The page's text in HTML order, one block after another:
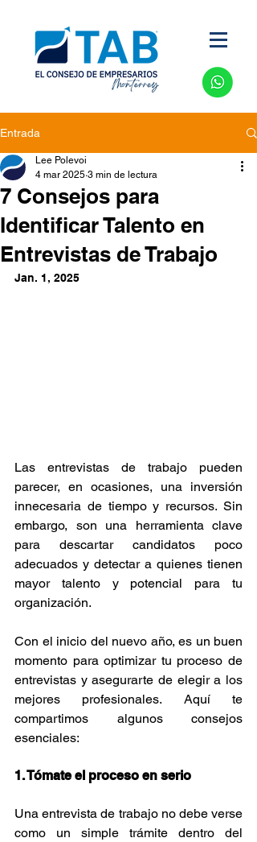
Entrada
7 Consejos para
Identificar Talento en
Entrevistas de Trabajo
Lee Polevoi
4 mar 2025 3 min de lectura
Jan. 1, 2025
Las entrevistas de trabajo pueden
parecer, en ocasiones, una inversión
innecesaria de tiempo y recursos. Sin
embargo, son una herramienta clave
para descartar candidatos poco
adecuados y detectar a quienes tienen
mayor talento y potencial para tu
organización.
Con el inicio del nuevo año, es un buen
momento para optimizar tu proceso de
entrevistas y asegurarte de elegir a los
mejores profesionales. Aquí te
compartimos algunos consejos
esenciales:
1. Tómate el proceso en serio
Una entrevista de trabajo no debe verse
como un simple trámite dentro del